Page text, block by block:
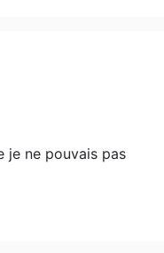
je ne pouvais pas